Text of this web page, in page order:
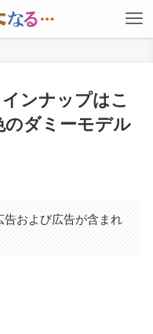
ンナップはこ
のダミーモデル
告および広告が含まれ